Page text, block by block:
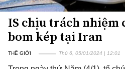
IS chịu trách nhiệm
bom kép tại Iran
THẾ GIỚI Thứ 6, 05/01/2024 | 12:01